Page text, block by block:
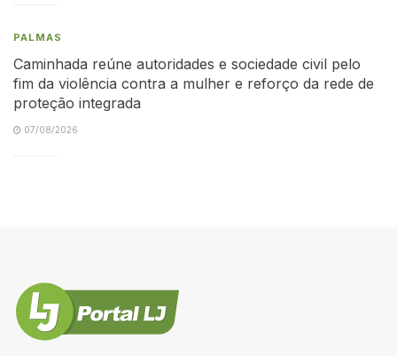
PALMAS
Caminhada reúne autoridades e sociedade civil pelo
fim da violência contra a mulher e reforço da rede de
proteção integrada
07/08/2026